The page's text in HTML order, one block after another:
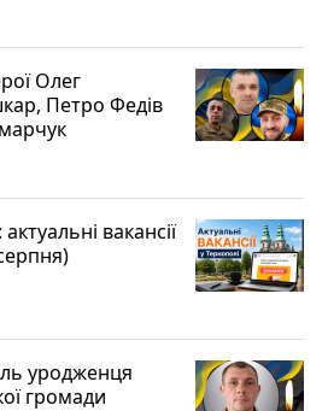
Олег
Петро Федів
вакансії
уродженця
громади